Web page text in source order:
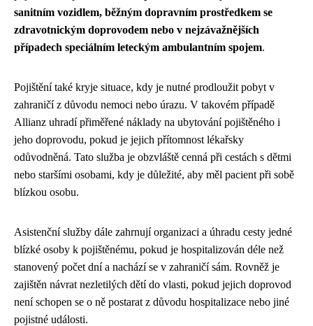
sanitním vozidlem, běžným dopravním prostředkem se
zdravotnickým doprovodem nebo v nejzávažnějších
případech speciálním leteckým ambulantním spojem.
Pojištění také kryje situace, kdy je nutné prodloužit pobyt v
zahraničí z důvodu nemoci nebo úrazu. V takovém případě
Allianz uhradí přiměřené náklady na ubytování pojištěného i
jeho doprovodu, pokud je jejich přítomnost lékařsky
odůvodněná. Tato služba je obzvláště cenná při cestách s dětmi
nebo staršími osobami, kdy je důležité, aby měl pacient při sobě
blízkou osobu.
Asistenční služby dále zahrnují organizaci a úhradu cesty jedné
blízké osoby k pojištěnému, pokud je hospitalizován déle než
stanovený počet dní a nachází se v zahraničí sám. Rovněž je
zajištěn návrat nezletilých dětí do vlasti, pokud jejich doprovod
není schopen se o ně postarat z důvodu hospitalizace nebo jiné
pojistné události.